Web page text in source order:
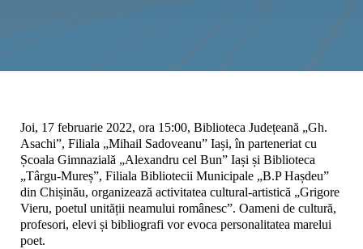
Joi, 17 februarie 2022, ora 15:00, Biblioteca Județeană „Gh.
Asachi”, Filiala „Mihail Sadoveanu” Iași, în parteneriat cu
Școala Gimnazială „Alexandru cel Bun” Iași și Biblioteca
„Târgu-Mureș”, Filiala Bibliotecii Municipale „B.P Hașdeu”
din Chișinău, organizează activitatea cultural-artistică „Grigore
Vieru, poetul unității neamului românesc”. Oameni de cultură,
profesori, elevi și bibliografi vor evoca personalitatea marelui
poet.